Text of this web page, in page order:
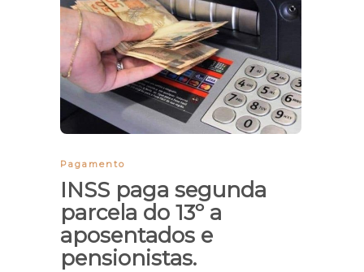
Pagamento
INSS paga segunda
parcela do 13º a
aposentados e
pensionistas.